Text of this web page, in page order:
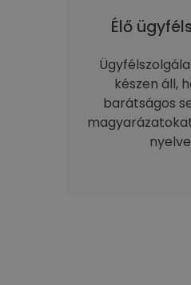
Élő
készen áll,
barátságos